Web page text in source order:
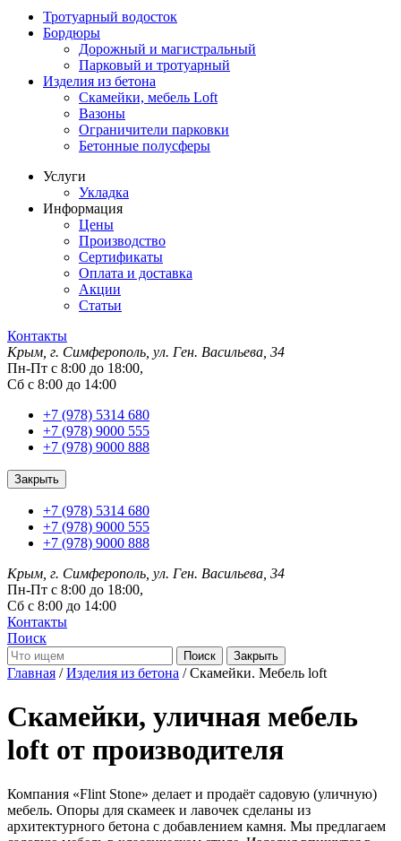
Тротуарный водосток
Бордюры
Дорожный и магистральный
Парковый и тротуарный
Изделия из бетона
Скамейки, мебель Loft
Вазоны
Ограничители парковки
Бетонные полусферы
Услуги
Укладка
Информация
Цены
Производство
Сертификаты
Оплата и доставка
Акции
Статьи
Контакты
Крым, г. Симферополь, ул. Ген. Васильева, 34
Пн-Пт с 8:00 до 18:00,
Сб с 8:00 до 14:00
+7 (978) 5314 680
+7 (978) 9000 555
+7 (978) 9000 888
Закрыть
+7 (978) 5314 680
+7 (978) 9000 555
+7 (978) 9000 888
Крым, г. Симферополь, ул. Ген. Васильева, 34
Пн-Пт с 8:00 до 18:00,
Сб с 8:00 до 14:00
Контакты
Поиск
Закрыть
Главная /Изделия из бетона / Скамейки. Мебель loft
Скамейки, уличная мебель
loft от производителя
Компания «Flint Stone» делает и продаёт садовую (уличную)
мебель. Опоры для скамеек и лавочек сделаны из
архитектурного бетона с добавлением камня. Мы предлагаем